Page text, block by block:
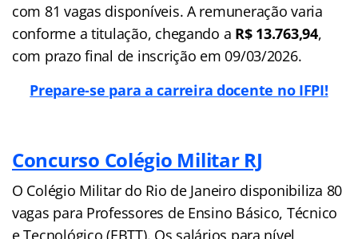
com 81 vagas disponíveis. A remuneração varia
conforme a titulação, chegando a R$ 13.763,94,
com prazo final de inscrição em 09/03/2026.
Prepare-se para a carreira docente no IFPI!
Concurso Colégio Militar RJ
O Colégio Militar do Rio de Janeiro disponibiliza 80
vagas para Professores de Ensino Básico, Técnico
e Tecnológico (EBTT). Os salários para nível